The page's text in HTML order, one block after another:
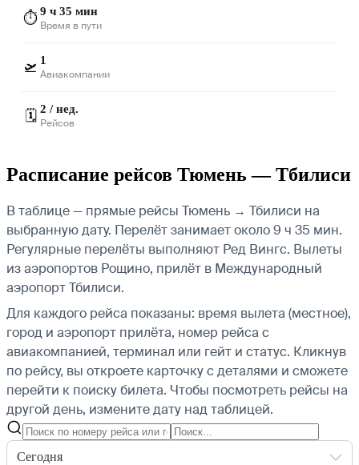
⏱️9 ч 35 мин
Время в пути
🛫 1
Авиакомпании
🗓️ 2 / нед.
Рейсов
Расписание рейсов Тюмень — Тбилиси
В таблице — прямые рейсы Тюмень → Тбилиси на
выбранную дату. Перелёт занимает около 9 ч 35 мин.
Регулярные перелёты выполняют Ред Вингс. Вылеты
из аэропортов Рощино, прилёт в Международный
аэропорт Тбилиси.
Для каждого рейса показаны: время вылета (местное),
город и аэропорт прилёта, номер рейса с
авиакомпанией, терминал или гейт и статус. Кликнув
по рейсу, вы откроете карточку с деталями и сможете
перейти к поиску билета. Чтобы посмотреть рейсы на
другой день, измените дату над таблицей.
Сегодня